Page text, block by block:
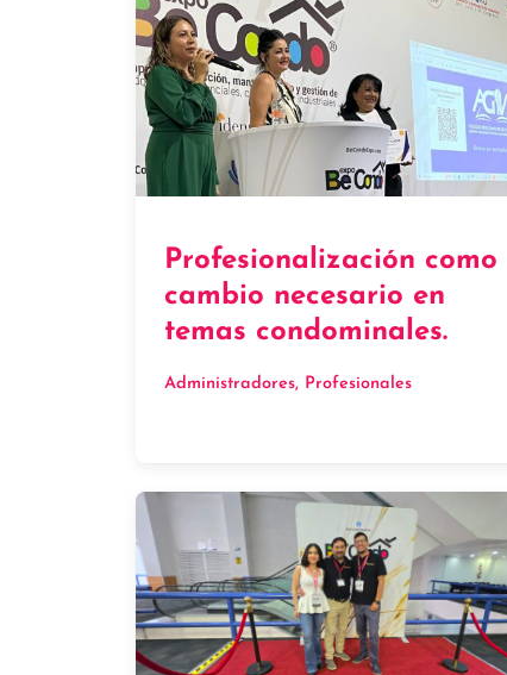
Profesionalización como
cambio necesario en
temas condominales.
Administradores, Profesionales